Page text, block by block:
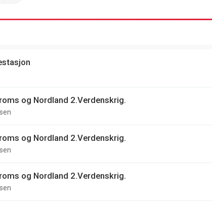
og Nordland 2.Verdenskrig.
og Nordland 2.Verdenskrig.
og Nordland 2.Verdenskrig.